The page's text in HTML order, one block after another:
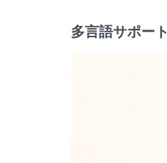
多言語サポート